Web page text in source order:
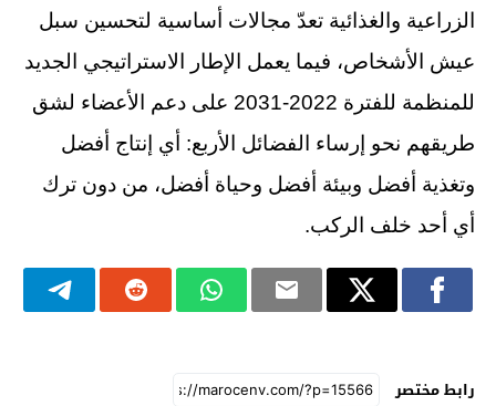
الزراعية والغذائية تعدّ مجالات أساسية لتحسين سبل
عيش الأشخاص، فيما يعمل الإطار الاستراتيجي الجديد
للمنظمة للفترة 2022-2031 على دعم الأعضاء لشق
طريقهم نحو إرساء الفضائل الأربع: أي إنتاج أفضل
وتغذية أفضل وبيئة أفضل وحياة أفضل، من دون ترك
أي أحد خلف الركب.
رابط مختصر